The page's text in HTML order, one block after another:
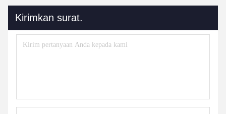
Kirimkan surat.